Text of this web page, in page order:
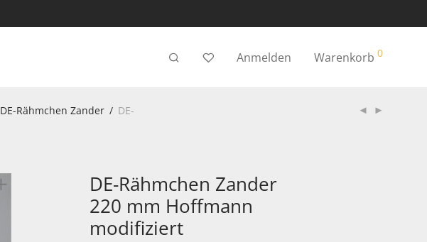
Anmelden Warenkorb 0
DE-Rähmchen Zander / DE-
DE-Rähmchen Zander
220 mm Hoffmann
modifiziert